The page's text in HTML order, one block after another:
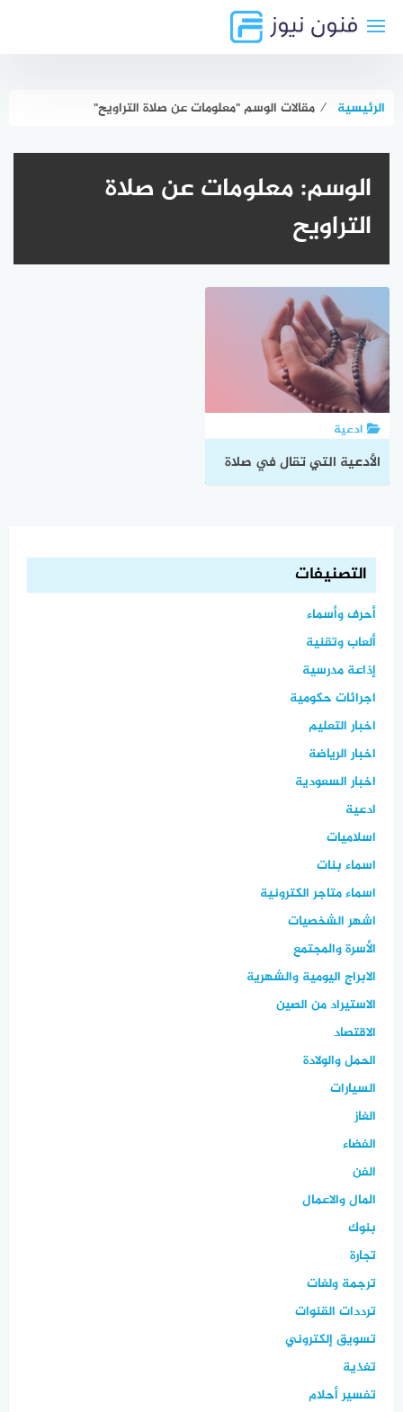
الرئيسية ⁄ مقالات الوسم "معلومات عن صلاة التراويح"
الوسم:معلومات عن صلاة
التراويح
ادعية
الأدعية التي تقال في صلاة
التصنيفات
أحرف وأسماء
ألعاب وتقنية
إذاعة مدرسية
اجرائات حكومية
اخبار التعليم
اخبار الرياضة
اخبار السعودية
ادعية
اسلاميات
اسماء بنات
اسماء متاجر الكترونية
اشهر الشخصيات
الأسرة والمجتمع
الابراج اليومية والشهرية
الاستيراد من الصين
الاقتصاد
الحمل والولادة
السيارات
الغاز
الفضاء
الفن
المال والاعمال
بنوك
تجارة
ترجمة ولغات
ترددات القنوات
تسويق إلكتروني
تغذية
تفسير أحلام